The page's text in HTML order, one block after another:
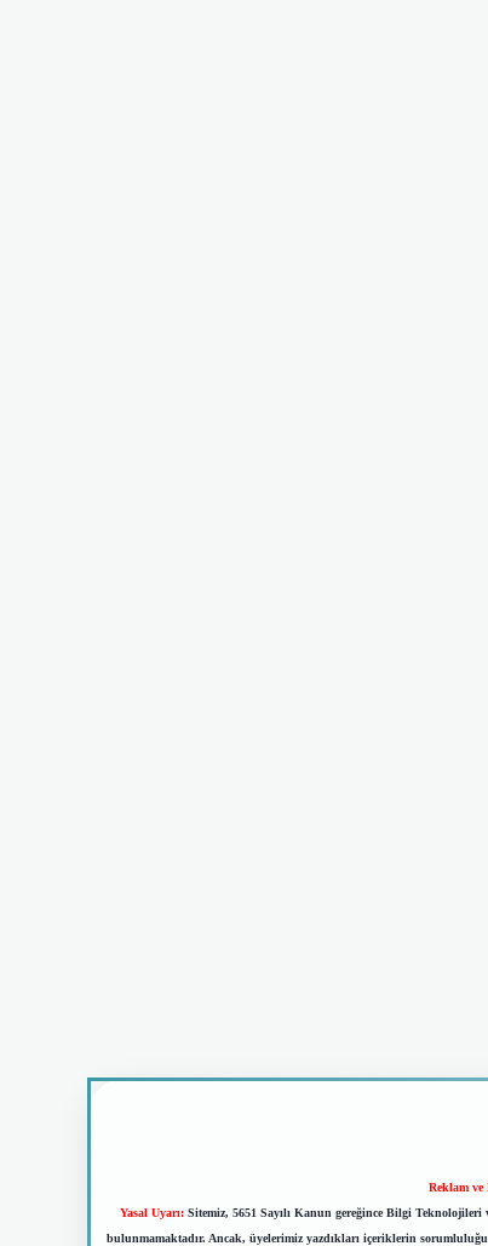
Reklam ve
Yasal Uyarı: Sitemiz, 5651 Sayılı Kanun gereğince Bilgi
bulunmamaktadır. Ancak, üyelerimiz yazdıkları içeriklerin